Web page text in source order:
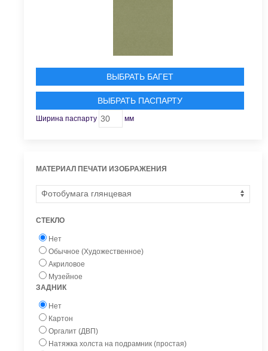
ВЫБРАТЬ БАГЕТ
ВЫБРАТЬ ПАСПАРТУ
Ширина паспарту мм
МАТЕРИАЛ ПЕЧАТИ ИЗОБРАЖЕНИЯ
СТЕКЛО
Нет
Обычное (Художественное)
Акриловое
Музейное
ЗАДНИК
Нет
Картон
Оргалит (ДВП)
Натяжка холста на подрамник (простая)